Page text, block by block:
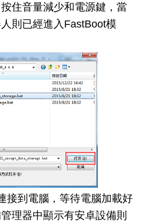
住音量減少和電源鍵，當
則已經進入FastBoot模
接到電腦，等待電腦加載好
理器中顯示有安卓設備則